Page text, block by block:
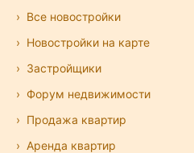
Все новостройки
Новостройки на карте
Застройщики
Форум недвижимости
Продажа квартир
Аренда квартир